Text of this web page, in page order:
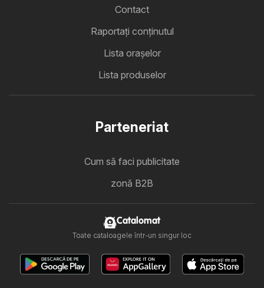
Contact
Raportați conținutul
Lista oraşelor
Lista produselor
Parteneriat
Cum să faci publicitate
zonă B2B
Catalomat
Toate cataloagele într-un singur loc